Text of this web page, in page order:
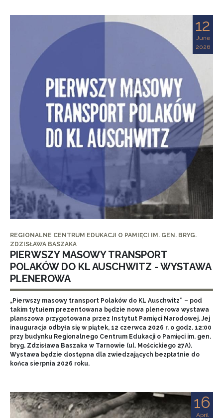
12
June
2026
REGIONALNE CENTRUM EDUKACJI O PAMIĘCI IM. GEN. BRYG.
ZDZISŁAWA BASZAKA
PIERWSZY MASOWY TRANSPORT
POLAKÓW DO KL AUSCHWITZ - WYSTAWA
PLENEROWA
„Pierwszy masowy transport Polaków do KL Auschwitz” – pod
takim tytułem prezentowana będzie nowa plenerowa wystawa
planszowa przygotowana przez Instytut Pamięci Narodowej. Jej
inauguracja odbyła się w piątek, 12 czerwca 2026 r. o godz. 12:00
przy budynku Regionalnego Centrum Edukacji o Pamięci im. gen.
bryg. Zdzisława Baszaka w Tarnowie (ul. Mościckiego 27A).
Wystawa będzie dostępna dla zwiedzających bezpłatnie do
końca sierpnia 2026 roku.
16
April